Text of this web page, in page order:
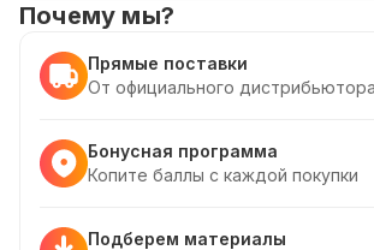
Почему мы?
Прямые поставки
От официального дистрибьютора
Бонусная программа
Копите баллы с каждой покупки
Подберем материалы